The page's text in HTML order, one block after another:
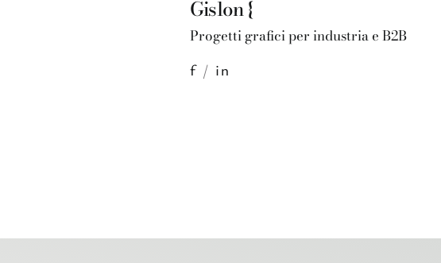
Gislon {
Progetti grafici per industria e B2B
f / in